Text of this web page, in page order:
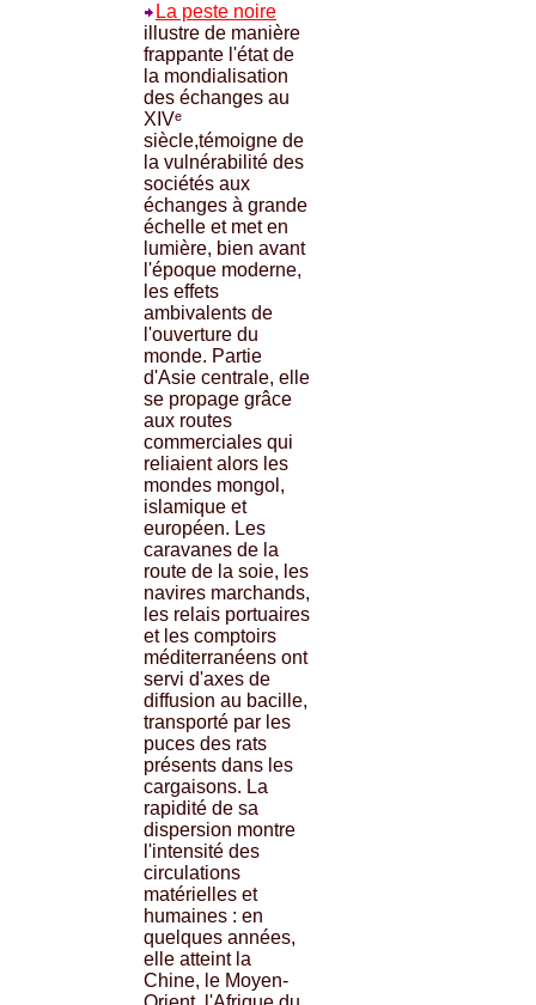
La peste noire
illustre de manière
frappante l'état de
la mondialisation
des échanges au
XIVᵉ
siècle,témoigne de
la vulnérabilité des
sociétés aux
échanges à grande
échelle et met en
lumière, bien avant
l'époque moderne,
les effets
ambivalents de
l'ouverture du
monde. Partie
d'Asie centrale, elle
se propage grâce
aux routes
commerciales qui
reliaient alors les
mondes mongol,
islamique et
européen. Les
caravanes de la
route de la soie, les
navires marchands,
les relais portuaires
et les comptoirs
méditerranéens ont
servi d'axes de
diffusion au bacille,
transporté par les
puces des rats
présents dans les
cargaisons. La
rapidité de sa
dispersion montre
l'intensité des
circulations
matérielles et
humaines : en
quelques années,
elle atteint la
Chine, le Moyen-